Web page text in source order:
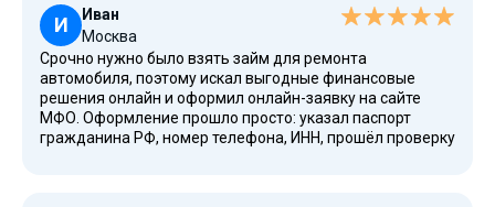
И
Иван
Москва
Срочно нужно было взять займ для ремонта
автомобиля, поэтому искал выгодные финансовые
решения онлайн и оформил онлайн-заявку на сайте
МФО. Оформление прошло просто: указал паспорт
гражданина РФ, номер телефона, ИНН, прошёл проверку